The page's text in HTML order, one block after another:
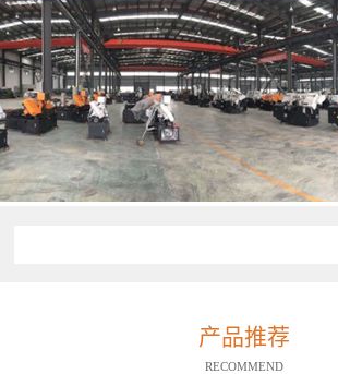
产品推荐
RECOMMEND